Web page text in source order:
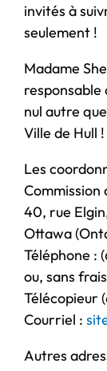
invités à
seulement !
Madame
responsable
nul autre
Ville de Hull !
Les
Commission
40, rue
Ottawa
Téléphone :
ou, sans
Télécopieur
Courriel :
Autres